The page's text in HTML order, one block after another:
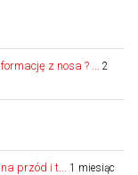
z nosa ? ...
2
przód i t...
1 miesiąc